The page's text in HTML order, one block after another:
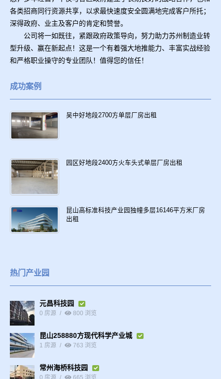
各类招商同行资源共享，以求最快速度安全圆满地完成客户所托；
深得政府、业主及客户的肯定和赞誉。
公司将一如既往，紧跟政府政策导向，努力助力苏州制造业转
型升级、赢在新起点！这是一个有着强大地推能力、丰富实战经验
和严格职业操守的专业团队！值得您的信任！
成功案例
吴中好地段2700方单层厂房出租
园区好地段2400方火车头式单层厂房出租
昆山高标准科技产业园独幢多层16146平方米厂房
出租
热门产业园
元昌科技园
0 房源 800 浏览
昆山258880方现代科学产业城
1 房源 763 浏览
常州海桥科技园
0 房源 665 浏览